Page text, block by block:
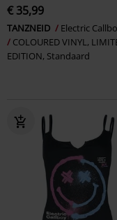
€ 35,99
TANZNEID Electric
COLOURED VINYL,
EDITION, Standaard